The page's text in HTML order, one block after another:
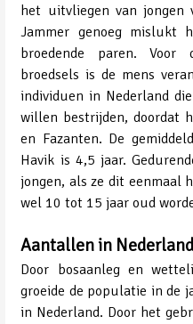
het uitvliegen van jongen
Jammer genoeg mislukt
broedende paren.
broedsels is de mens
individuen in Nederland
willen bestrijden, doordat
en Fazanten. De
Havik is 4,5 jaar.
jongen, als ze dit eenmaal
wel 10 tot 15 jaar oud
Aantallen in Nederland
Door bosaanleg en
groeide de populatie in de
in Nederland. Door het